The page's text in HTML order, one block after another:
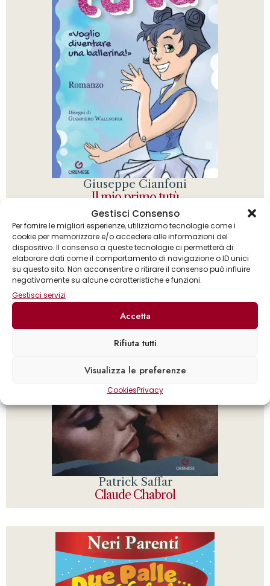
Gestisci Consenso
Per fornire le migliori esperienze, utilizziamo tecnologie come i
cookie per memorizzare e/o accedere alle informazioni del
dispositivo. Il consenso a queste tecnologie ci permetterà di
elaborare dati come il comportamento di navigazione o ID unici
su questo sito. Non acconsentire o ritirare il consenso può influire
negativamente su alcune caratteristiche e funzioni.
Gestisci servizi
Accetta
Rifiuta tutti
Visualizza le preferenze
CookiesPrivacy
Giuseppe Cianfoni
Il mio primo tutù
Patrick Saffar
Claude Chabrol